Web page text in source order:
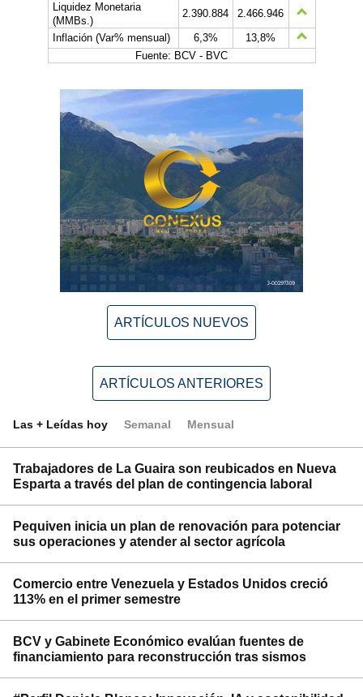
Liquidez Monetaria
(MMBs.)
2.390.884
2.466.946
Inflación (Var% mensual)
6,3%
13,8%
Fuente: BCV - BVC
ARTÍCULOS NUEVOS
ARTÍCULOS ANTERIORES
Las + Leídas hoy Semanal Mensual
Trabajadores de La Guaira son reubicados en Nueva
Esparta a través del plan de contingencia laboral
Pequiven inicia un plan de renovación para potenciar
sus operaciones y atender al sector agrícola
Comercio entre Venezuela y Estados Unidos creció
113% en el primer semestre
BCV y Gabinete Económico evalúan fuentes de
financiamiento para reconstrucción tras sismos